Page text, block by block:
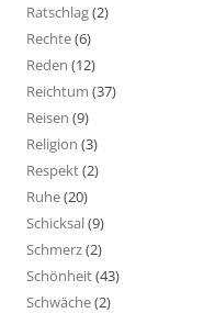
Ratschlag(2)
Rechte(6)
Reden (12)
Reichtum (37)
Reisen (9)
Religion (3)
Respekt(2)
Ruhe(20)
Schicksal(9)
Schmerz(2)
Schönheit(43)
Schwäche(2)